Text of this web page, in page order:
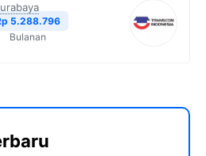
5.288.796
Bulanan